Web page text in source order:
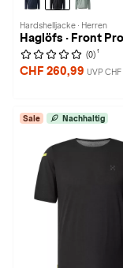
Hardshelljacke · Herren
Haglöfs · Front
(0) 1
CHF 260,99 UVP
Sale Nachhaltig